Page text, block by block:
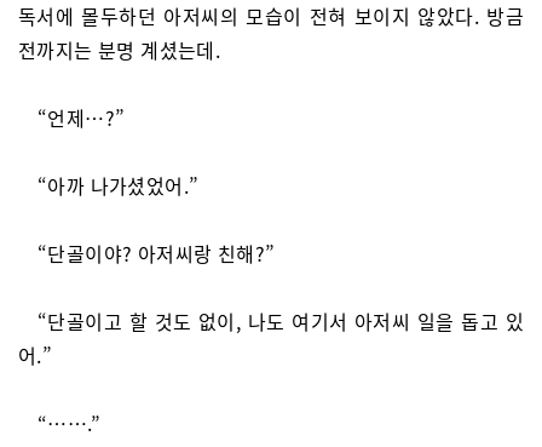
독서에 몰두하던 아저씨의 모습이 전혀 보이지 않았다. 방금
전까지는 분명 계셨는데.
“언제…?”
“아까 나가셨었어.”
“단골이야? 아저씨랑 친해?”
“단골이고 할 것도 없이, 나도 여기서 아저씨 일을 돕고 있
어.”
“…….”